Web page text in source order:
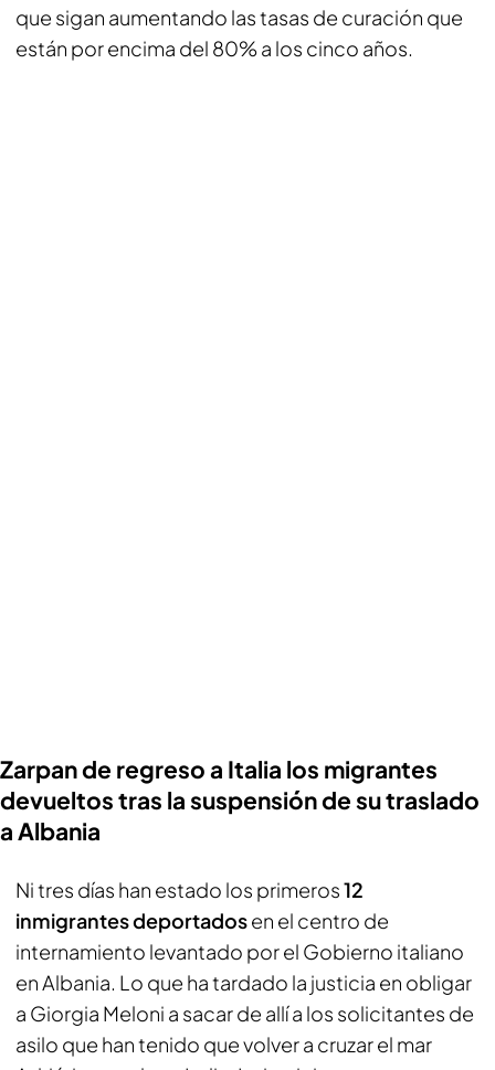
que sigan aumentando las tasas de curación que
están por encima del 80% a los cinco años.
Zarpan de regreso a Italia los migrantes
devueltos tras la suspensión de su traslado
a Albania
Ni tres días han estado los primeros12
inmigrantes deportadosen el centro de
internamiento levantado por el Gobierno italiano
en Albania. Lo que ha tardado la justicia en obligar
a Giorgia Meloni a sacar de allí a los solicitantes de
asilo que han tenido que volver a cruzar el mar